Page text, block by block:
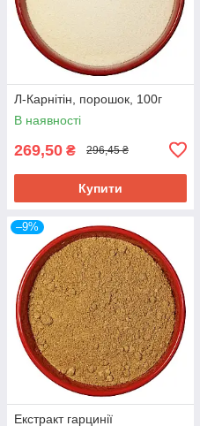
Л-Карнітін, порошок, 100г
В наявності
269,50 ₴ 296,45 ₴
Купити
–9%
Екстракт гарцинії